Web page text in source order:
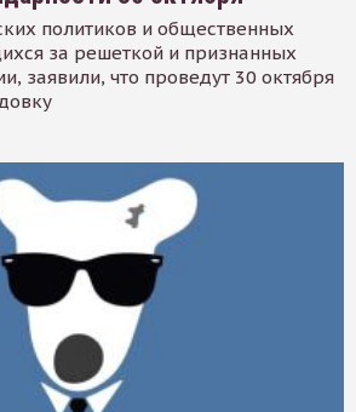
политиков и общественных
за решеткой и признанных
заявили, что проведут 30 октября